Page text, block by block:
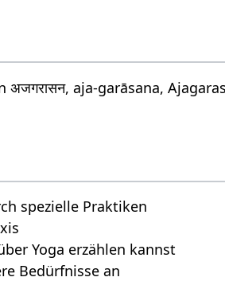
aja-garāsana,
spezielle Praktiken
Yoga erzählen kannst
Bedürfnisse an